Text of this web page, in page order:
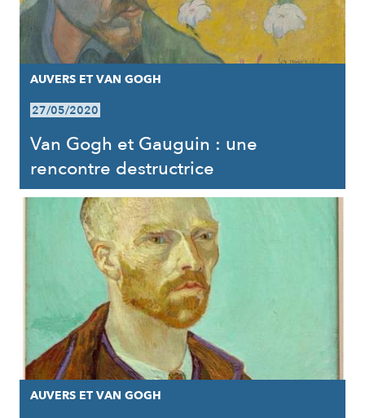
AUVERS ET VAN GOGH
27/05/2020
Van Gogh et Gauguin : une
rencontre destructrice
AUVERS ET VAN GOGH